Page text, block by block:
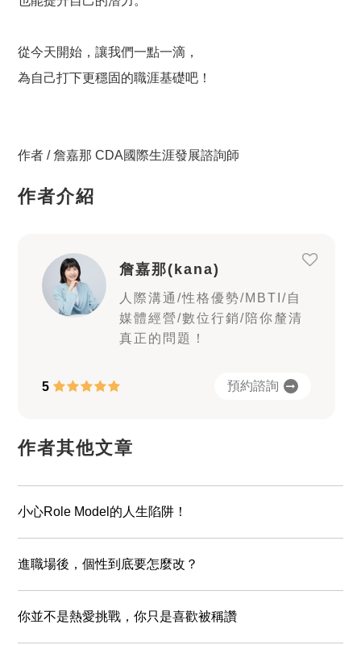
從今天開始，讓我們一點一滴，
為自己打下更穩固的職涯基礎吧！
作者 / 詹嘉那 CDA國際生涯發展諮詢師
作者介紹
詹嘉那(kana)
人際溝通/性格優勢/MBTI/自
媒體經營/數位行銷/陪你釐清
真正的問題！
5 預約諮詢
作者其他文章
小心Role Model的人生陷阱！
進職場後，個性到底要怎麼改？
你並不是熱愛挑戰，你只是喜歡被稱讚